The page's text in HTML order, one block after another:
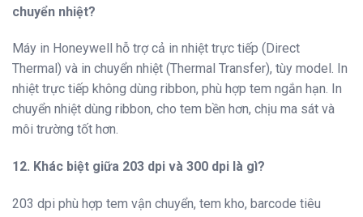
chuyển nhiệt?
Máy in Honeywell hỗ trợ cả in nhiệt trực tiếp (Direct
Thermal) và in chuyển nhiệt (Thermal Transfer), tùy model. In
nhiệt trực tiếp không dùng ribbon, phù hợp tem ngắn hạn. In
chuyển nhiệt dùng ribbon, cho tem bền hơn, chịu ma sát và
môi trường tốt hơn.
12. Khác biệt giữa 203 dpi và 300 dpi là gì?
203 dpi phù hợp tem vận chuyển, tem kho, barcode tiêu